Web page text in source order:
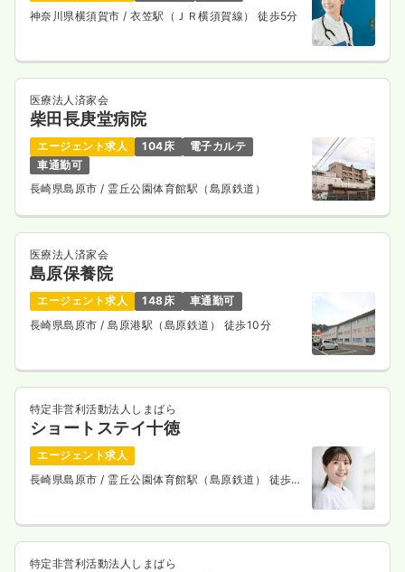
神奈川県横須賀市 / 衣笠駅（ＪＲ横須賀線） 徒歩5分
医療法人済家会
柴田長庚堂病院
エージェント求人 104床
電子カルテ
車通勤可
長崎県島原市/ 霊丘公園体育館駅（島原鉄道）
医療法人済家会
島原保養院
エージェント求人 148床
車通勤可
長崎県島原市 / 島原港駅（島原鉄道） 徒歩10分
特定非営利活動法人しまばら
ショートステイ十徳
エージェント求人
長崎県島原市 / 霊丘公園体育館駅（島原鉄道） 徒歩6
特定非営利活動法人しまばら